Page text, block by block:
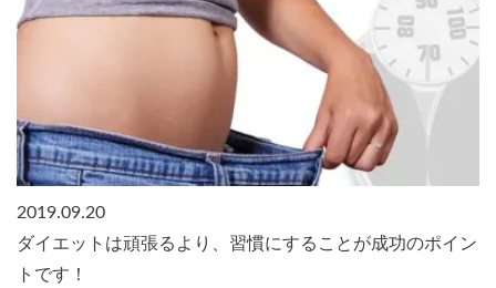
2019.09.20
ダイエットは頑張るより、習慣にすることが成功のポイン
トです！